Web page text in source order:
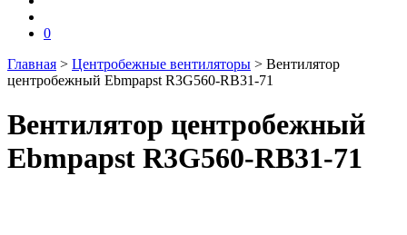
0
Главная > Центробежные вентиляторы > Вентилятор
центробежный Ebmpapst R3G560-RB31-71
Вентилятор центробежный
Ebmpapst R3G560-RB31-71